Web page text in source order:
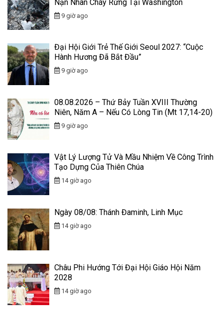
Nạn Nhân Cháy Rừng Tại Washington
9 giờ ago
Đại Hội Giới Trẻ Thế Giới Seoul 2027: “Cuộc
Hành Hương Đã Bắt Đầu”
9 giờ ago
08.08.2026 – Thứ Bảy Tuần XVIII Thường
Niên, Năm A – Nếu Có Lòng Tin (Mt 17,14-20)
9 giờ ago
Vật Lý Lượng Tử Và Mầu Nhiệm Về Công Trình
Tạo Dựng Của Thiên Chúa
14 giờ ago
Ngày 08/08: Thánh Đaminh, Linh Mục
14 giờ ago
Châu Phi Hướng Tới Đại Hội Giáo Hội Năm
2028
14 giờ ago